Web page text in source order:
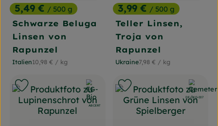
, Preis:
5,49 € / 500 g
Schwarze Beluga
Linsen von
Rapunzel
, Herkunft:
Italien, Referenzpreis:
10,98 € / kg
, Preis:
3,99 € / 500 g
Teller Linsen,
Troja von
Rapunzel
, Herkunft:
Ukraine, Referenzpreis:
7,98 € / kg
, Verband:
, Kontrollstelle:
ABCERT
Produkt zu Favouriten hinzufügen
, Verband:
, Kontrollstelle:
DE-ÖKO-007
Produkt zu Favouriten